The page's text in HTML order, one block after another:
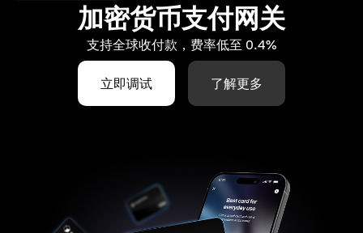
加密货币支付网关
支持全球收付款，费率低至 0.4%
立即调试 了解更多